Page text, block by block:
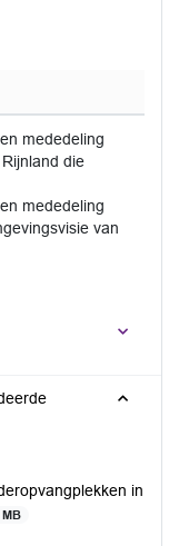
mededeling
die
mededeling
van
in
MB